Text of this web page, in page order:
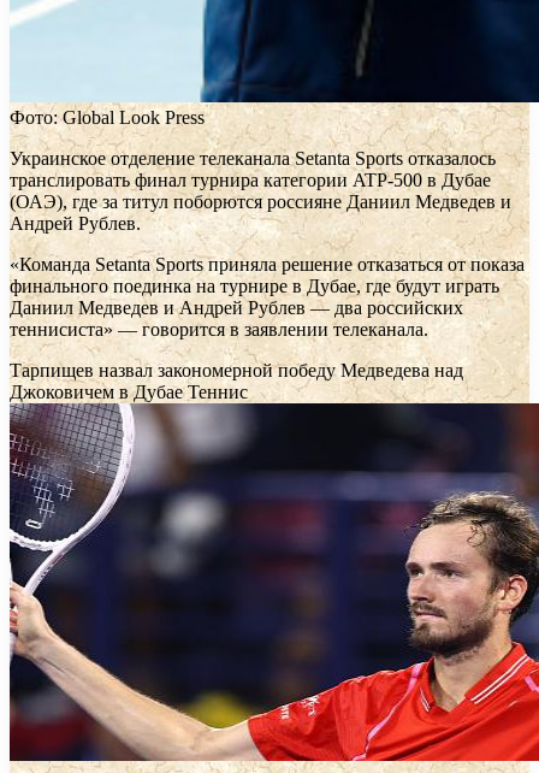
Фото: Global Look Press
Украинское отделение телеканала Setanta Sports отказалось
транслировать финал турнира категории ATP-500 в Дубае
(ОАЭ), где за титул поборются россияне Даниил Медведев и
Андрей Рублев.
«Команда Setanta Sports приняла решение отказаться от показа
финального поединка на турнире в Дубае, где будут играть
Даниил Медведев и Андрей Рублев — два российских
теннисиста» — говорится в заявлении телеканала.
Тарпищев назвал закономерной победу Медведева над
Джоковичем в ДубаеТеннис